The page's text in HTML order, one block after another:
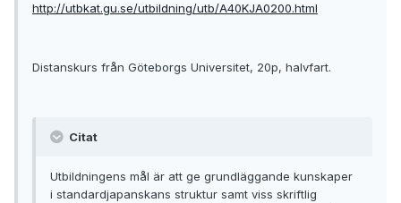
http://utbkat.gu.se/utbildning/utb/A40KJA0200.html
Distanskurs från Göteborgs Universitet, 20p, halvfart.
Citat
Utbildningens mål är att ge grundläggande kunskaper
i standardjapanskans struktur samt viss skriftlig